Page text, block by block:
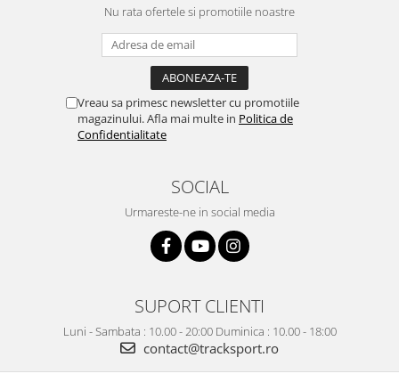
Nu rata ofertele si promotiile noastre
Vreau sa primesc newsletter cu promotiile
magazinului. Afla mai multe in Politica de
Confidentialitate
SOCIAL
Urmareste-ne in social media
SUPORT CLIENTI
Luni - Sambata : 10.00 - 20:00 Duminica : 10.00 - 18:00
contact@tracksport.ro